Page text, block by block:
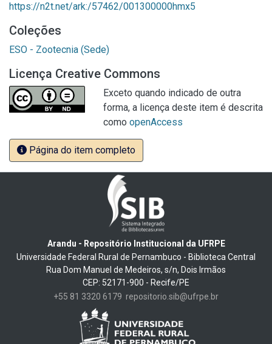
https://n2t.net/ark:/57462/001300000hmx5
Coleções
ESO - Zootecnia (Sede)
Licença Creative Commons
Exceto quando indicado de outra
forma, a licença deste item é descrita
como openAccess
Página do item completo
Arandu - Repositório Institucional da UFRPE
Universidade Federal Rural de Pernambuco - Biblioteca Central
Rua Dom Manuel de Medeiros, s/n, Dois Irmãos
CEP: 52171-900 - Recife/PE
+55 81 3320 6179 repositorio.sib@ufrpe.br